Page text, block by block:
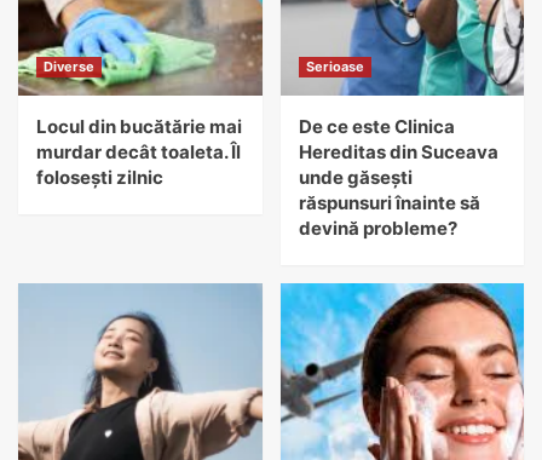
Diverse
Locul din bucătărie mai
murdar decât toaleta. Îl
folosești zilnic
Serioase
De ce este Clinica
Hereditas din Suceava
unde găsești
răspunsuri înainte să
devină probleme?